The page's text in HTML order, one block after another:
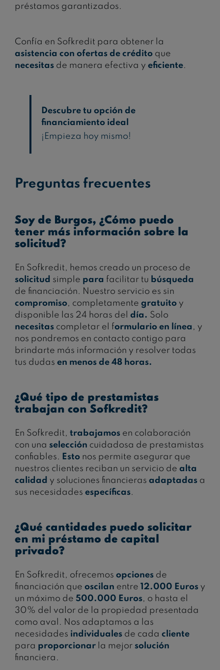
préstamos garantizados.
Confía en Sofkredit para obtener la
asistencia con ofertas de crédito que
necesitas de manera efectiva y eficiente.
Descubre tu opción de
financiamiento ideal
¡Empieza hoy mismo!
Preguntas frecuentes
Soy de Burgos, ¿Cómo puedo
tener más información sobre la
solicitud?
En Sofkredit, hemos creado un proceso de
solicitud simple para facilitar tu búsqueda
de financiación. Nuestro servicio es sin
compromiso, completamente gratuito y
disponible las 24 horas del día. Solo
necesitas completar el formulario en línea, y
nos pondremos en contacto contigo para
brindarte más información y resolver todas
tus dudas en menos de 48 horas.
¿Qué tipo de prestamistas
trabajan con Sofkredit?
En Sofkredit, trabajamos en colaboración
con una selección cuidadosa de prestamistas
confiables. Esto nos permite asegurar que
nuestros clientes reciban un servicio de alta
calidad y soluciones financieras adaptadas a
sus necesidades específicas.
¿Qué cantidades puedo solicitar
en mi préstamo de capital
privado?
En Sofkredit, ofrecemos opciones de
financiación que oscilan entre 12.000 Euros y
un máximo de 500.000 Euros, o hasta el
30% del valor de la propiedad presentada
como aval. Nos adaptamos a las
necesidades individuales de cada cliente
para proporcionar la mejor solución
financiera.